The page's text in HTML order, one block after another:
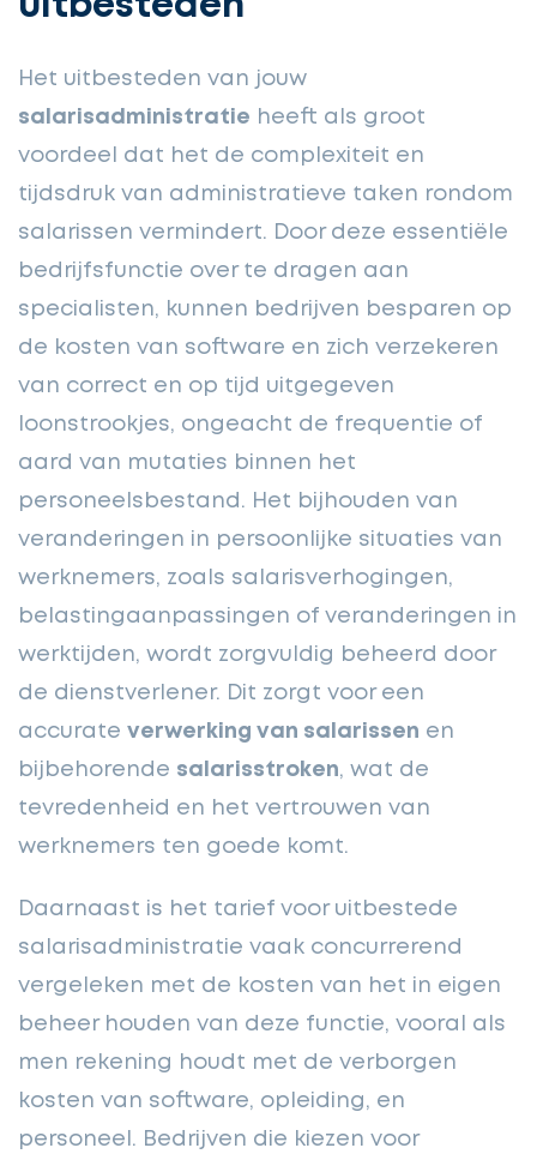
uitbesteden
Het uitbesteden van jouw
salarisadministratie heeft als groot
voordeel dat het de complexiteit en
tijdsdruk van administratieve taken rondom
salarissen vermindert. Door deze essentiële
bedrijfsfunctie over te dragen aan
specialisten, kunnen bedrijven besparen op
de kosten van software en zich verzekeren
van correct en op tijd uitgegeven
loonstrookjes, ongeacht de frequentie of
aard van mutaties binnen het
personeelsbestand. Het bijhouden van
veranderingen in persoonlijke situaties van
werknemers, zoals salarisverhogingen,
belastingaanpassingen of veranderingen in
werktijden, wordt zorgvuldig beheerd door
de dienstverlener. Dit zorgt voor een
accurate verwerking van salarissen en
bijbehorende salarisstroken, wat de
tevredenheid en het vertrouwen van
werknemers ten goede komt.
Daarnaast is het tarief voor uitbestede
salarisadministratie vaak concurrerend
vergeleken met de kosten van het in eigen
beheer houden van deze functie, vooral als
men rekening houdt met de verborgen
kosten van software, opleiding, en
personeel. Bedrijven die kiezen voor